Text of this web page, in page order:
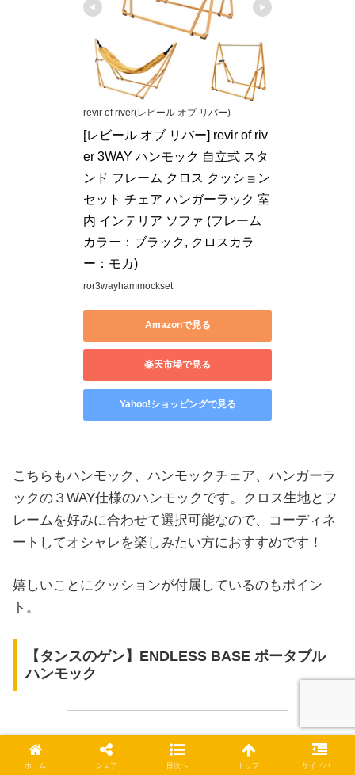
revir of river(レビール オブ リバー)
[レビール オブ リバー] revir of riv
er 3WAY ハンモック 自立式 スタ
ンド フレーム クロス クッション
セット チェア ハンガーラック 室
内 インテリア ソファ (フレーム
カラー：ブラック, クロスカラ
ー：モカ)
ror3wayhammockset
Amazonで見る
楽天市場で見る
Yahoo!ショッピングで見る
こちらもハンモック、ハンモックチェア、ハンガーラ
ックの３WAY仕様のハンモックです。クロス生地とフ
レームを好みに合わせて選択可能なので、コーディネ
ートしてオシャレを楽しみたい方におすすめです！
嬉しいことにクッションが付属しているのもポイン
ト。
【タンスのゲン】ENDLESS BASE ポータブル
ハンモック
ホーム シェア 目次へ トップ サイドバー